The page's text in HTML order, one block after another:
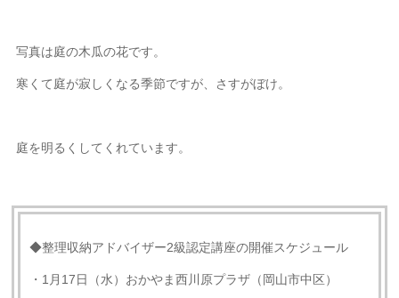
写真は庭の木瓜の花です。
寒くて庭が寂しくなる季節ですが、さすがぼけ。
庭を明るくしてくれています。
◆整理収納アドバイザー2級認定講座の開催スケジュール
・1月17日（水）おかやま西川原プラザ（岡山市中区）